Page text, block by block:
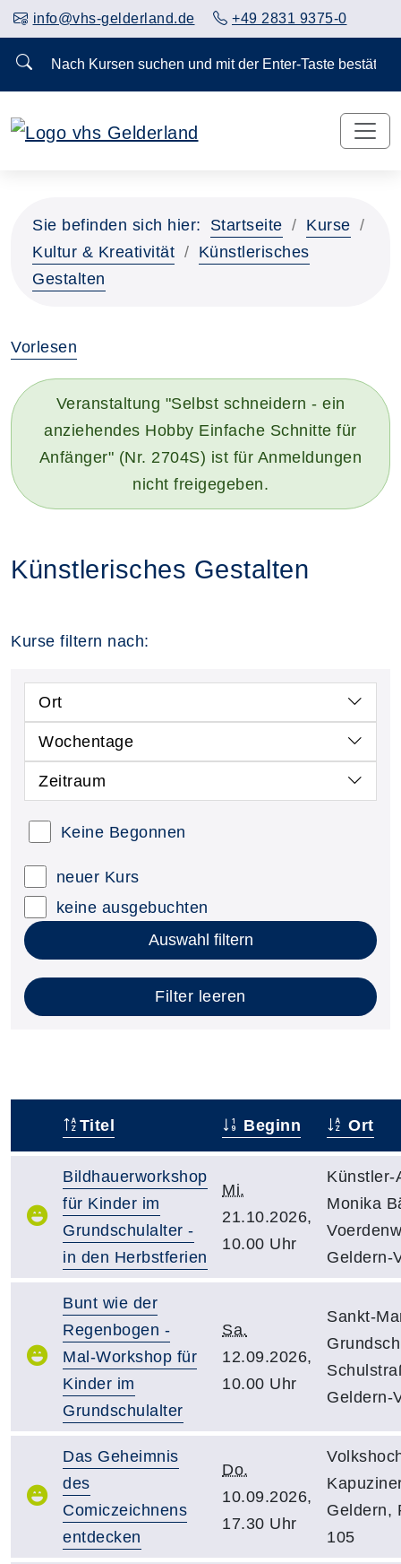
info@vhs-gelderland.de +49 2831 9375-0
Nach Kursen suchen und mit der Enter-Taste
Sie befinden sich hier: Startseite
Kurse
Kultur & Kreativität
Künstlerisches
Gestalten
Vorlesen
Veranstaltung "Selbst schneidern - ein
anziehendes Hobby Einfache Schnitte für
Anfänger" (Nr. 2704S) ist für Anmeldungen
nicht freigegeben.
Künstlerisches Gestalten
Kurse filtern nach:
Ort
Wochentage
Zeitraum
Keine Begonnen
neuer Kurs
keine ausgebuchten
Auswahl filtern
Filter leeren
Titel Beginn Ort
Bildhauerworkshop
für Kinder im
Grundschulalter -
in den Herbstferien
Mi.
21.10.2026,
10.00 Uhr
Künstler-
Monika
Geldern-
Bunt wie der
Regenbogen -
Mal-Workshop für
Kinder im
Grundschulalter
Sa.
12.09.2026,
10.00 Uhr
Sankt-
Geldern-
Das Geheimnis
des
Comiczeichnens
entdecken
Do.
10.09.2026,
17.30 Uhr
Geldern,
105